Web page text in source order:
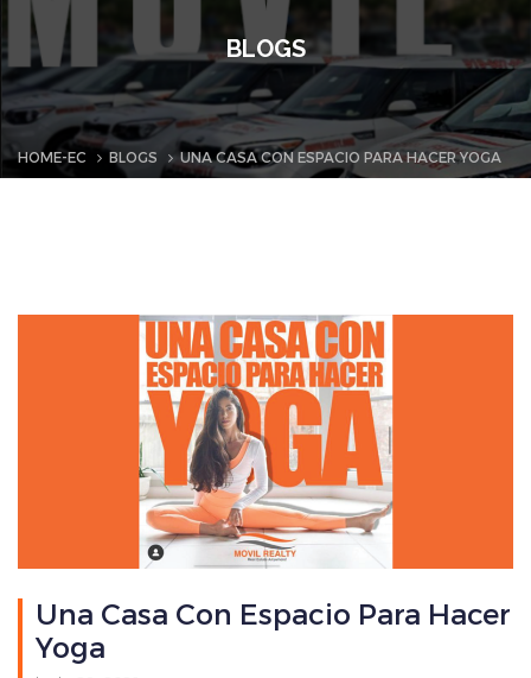
BLOGS
HOME-EC BLOGS UNA CASA CON ESPACIO PARA HACER YOGA
Una Casa Con Espacio Para Hacer
Yoga